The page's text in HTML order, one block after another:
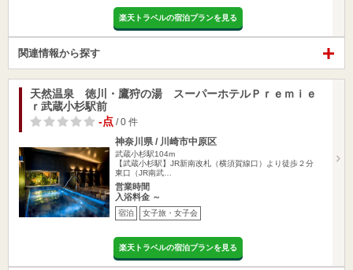
楽天トラベルの宿泊プランを見る
関連情報から探す
天然温泉 徳川・鷹狩の湯 スーパーホテルＰｒｅｍｉｅ
ｒ武蔵小杉駅前
-点 / 0 件
神奈川県 / 川崎市中原区
武蔵小杉駅104m
【武蔵小杉駅】JR新南改札（横須賀線口）より徒歩２分
東口（JR南武…
営業時間
入浴料金 ～
宿泊 女子旅・女子会
楽天トラベルの宿泊プランを見る